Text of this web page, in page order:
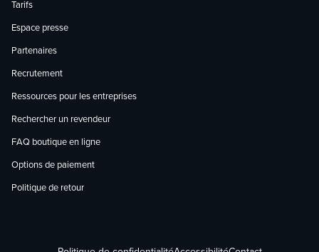
Tarifs
Espace presse
Partenaires
Recrutement
Ressources pour les entreprises
Rechercher un revendeur
FAQ boutique en ligne
Options de paiement
Politique de retour